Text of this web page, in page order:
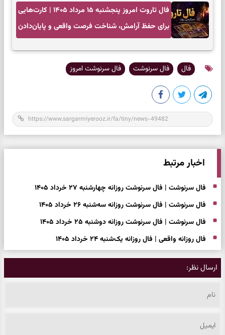
فال تاروت امروز پنجشنبه ۱۵ مرداد ۱۴۰۵ | کارت‌هایی
برای حفظ آرامش، شناخت فرصت واقعی و پایان‌دادن
فال فال سرنوشت فال سرنوشت امروز
اخبار مرتبط
فال سرنوشت | فال سرنوشت روزانه چهارشنبه ۲۷ خرداد ۱۴۰۵
فال سرنوشت | فال سرنوشت روزانه سه‌شنبه ۲۶ خرداد ۱۴۰۵
فال سرنوشت | فال سرنوشت روزانه دوشنبه ۲۵ خرداد ۱۴۰۵
فال روزانه واقعی | فال روزانه یک‌شنبه ۲۴ خرداد ۱۴۰۵
ارسال نظر: